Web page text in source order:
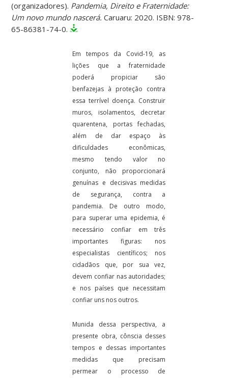
(organizadores). Pandemia, Direito e Fraternidade:
Um novo mundo nascerá.Caruaru: 2020. ISBN: 978-
65-86381-74-0.
Em tempos da Covid-19, as
lições que a fraternidade
poderá propiciar são
benfazejas à proteção contra
essa terrível doença. Construir
muros, isolamentos, decretar
quarentena, portas fechadas,
além de dar espaço às
dificuldades econômicas,
mesmo tendo valor no
conjunto, não proporcionará
genuínas e decisivas medidas
de segurança, contra a
pandemia. De outro modo,
para superar uma epidemia, é
necessário confiar em três
importantes figuras: nos
especialistas científicos; nos
cidadãos que, por sua vez,
devem confiar nas autoridades;
e nos países que necessitam
confiar uns nos outros.
Munida dessa perspectiva, a
presente obra, cônscia desses
tempos e dessas importantes
medidas que precisam
permear o processo de